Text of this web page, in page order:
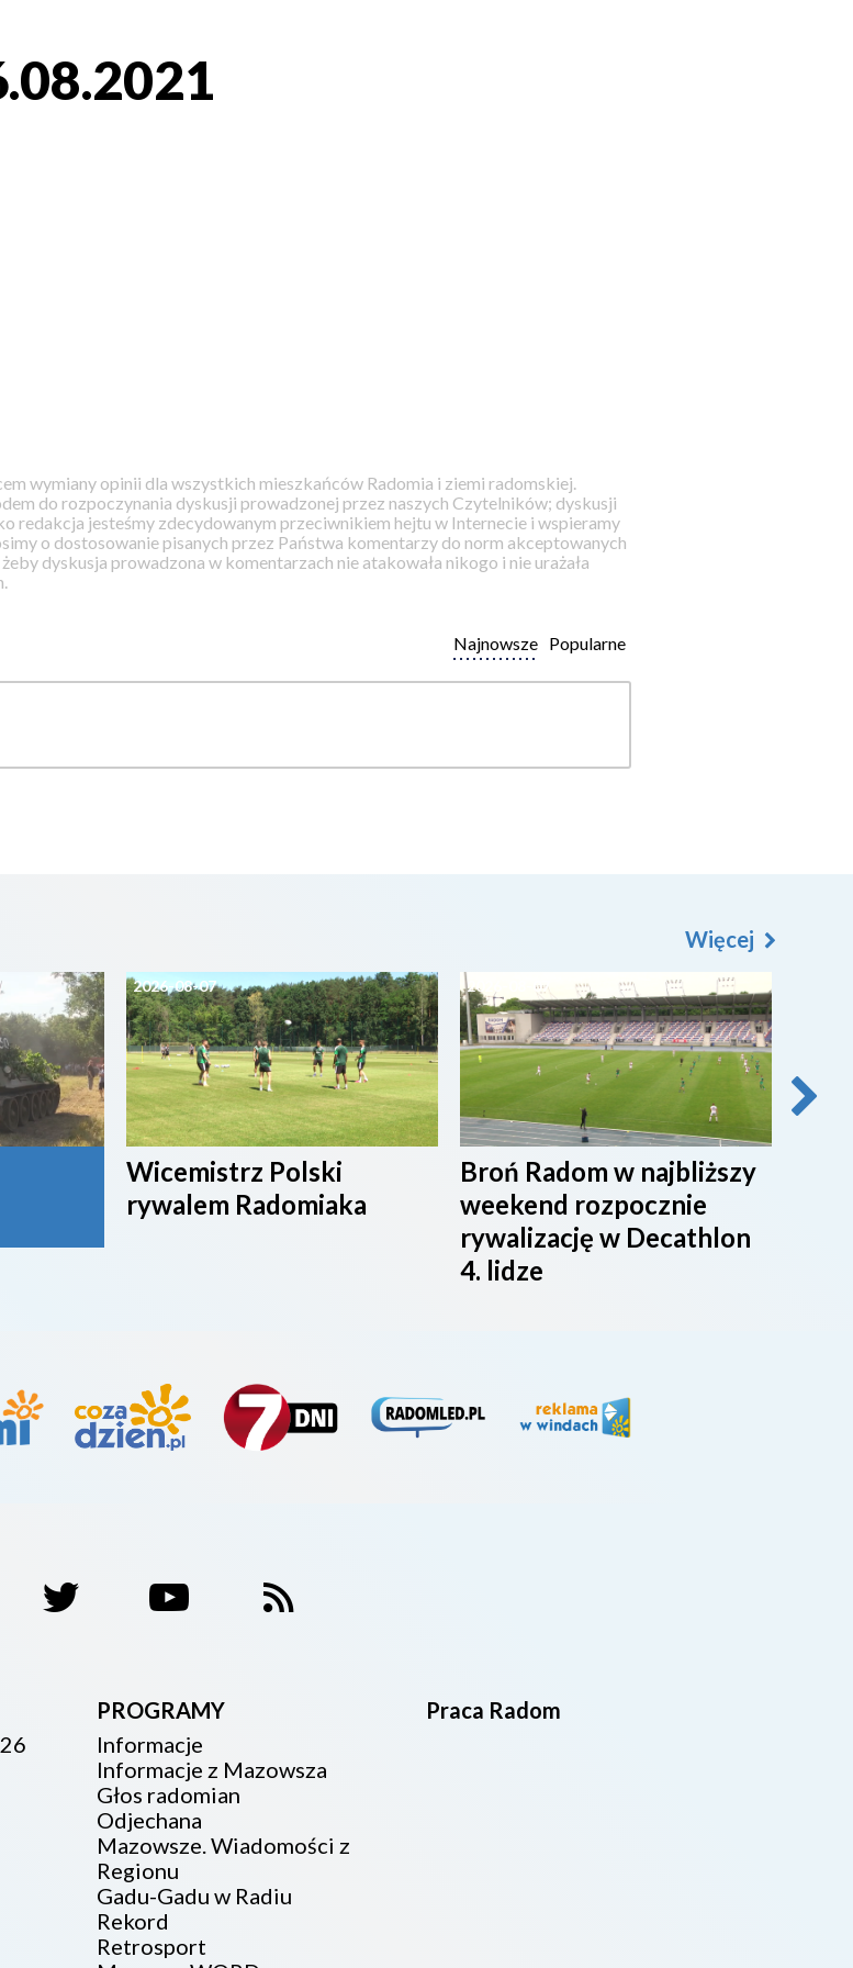
wymiany opinii dla wszystkich mieszkańców Radomia i ziemi radomskiej.
do rozpoczynania dyskusji prowadzonej przez naszych Czytelników; dyskusji
redakcja jesteśmy zdecydowanym przeciwnikiem hejtu w Internecie i wspieramy
o dostosowanie pisanych przez Państwa komentarzy do norm akceptowanych
dyskusja prowadzona w komentarzach nie atakowała nikogo i nie urażała
Popularne
Najnowsze
2026-08-07
Wicemistrz Polski
rywalem Radomiaka
2026-08-07
Broń Radom w najbliższy
weekend rozpocznie
rywalizację w Decathlon
4. lidze
Więcej
PROGRAMY
Informacje
Informacje z Mazowsza
Głos radomian
Odjechana
Mazowsze. Wiadomości z
Regionu
Gadu-Gadu w Radiu
Rekord
Retrosport
Praca Radom